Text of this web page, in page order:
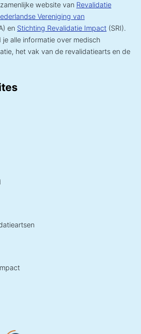
website van Revalidatie
Vereniging van
en Stichting Revalidatie Impact (SRI).
alle informatie over medisch
het vak van de revalidatiearts en de